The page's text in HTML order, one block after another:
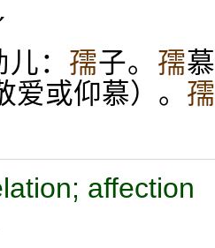
： 孺子。 孺
或仰慕）。 孺
affection